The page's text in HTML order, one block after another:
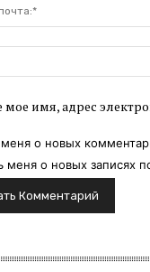
мое имя, адрес
о новых
меня о новых записях